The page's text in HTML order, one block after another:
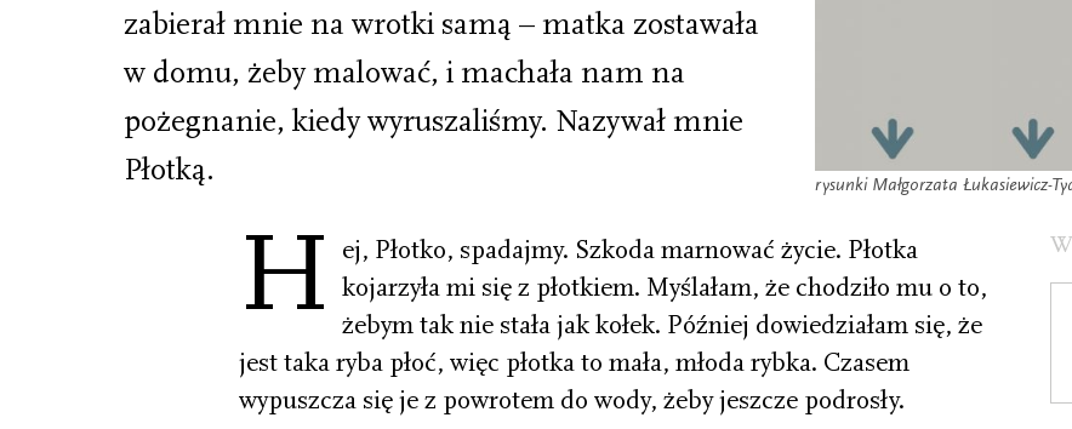
zabierał mnie na wrotki samą – matka zostawała
w domu, żeby malować, i machała nam na
pożegnanie, kiedy wyruszaliśmy. Nazywał mnie
Płotką.
rysunki Małgorzata Łukasiewicz-
H
ej, Płotko, spadajmy. Szkoda marnować życie. Płotka
kojarzyła mi się z płotkiem. Myślałam, że chodziło mu o to,
żebym tak nie stała jak kołek. Później dowiedziałam się, że
jest taka ryba płoć, więc płotka to mała, młoda rybka. Czasem
wypuszcza się je z powrotem do wody, żeby jeszcze podrosły.